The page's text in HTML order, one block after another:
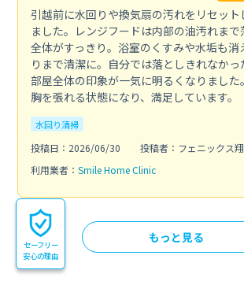
引越前に水回りや換気扇の汚れをリセット
ました。レンジフードは内部の油汚れま
全体がすっきり。浴室のくすみや水垢も消
りまで清潔に。自分では落としきれなかっ
部屋全体の印象が一気に明るくなりました
胸を張れる状態になり、満足しています。
水回り清掃
投稿日：2026/06/30
投稿者：フェニックス翔
利用業者： Smile Home Clinic
もっと見る
セーフリー
安心の理由